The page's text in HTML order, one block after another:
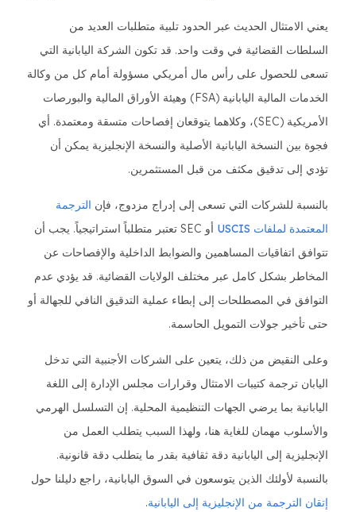
يعني الامتثال الحديث عبر الحدود تلبية متطلبات العديد من
السلطات القضائية في وقت واحد. قد تكون الشركة اليابانية التي
تسعى للحصول على رأس مال أمريكي مسؤولة أمام كل من وكالة
الخدمات المالية اليابانية (FSA) وهيئة الأوراق المالية والبورصات
الأمريكية (SEC)، وكلاهما يتوقعان إفصاحات متسقة ومعتمدة. أي
فجوة بين النسخة اليابانية الأصلية والنسخة الإنجليزية يمكن أن
تؤدي إلى تدقيق مكثف من قبل المستثمرين.
بالنسبة للشركات التي تسعى إلى إدراج مزدوج، فإن الترجمة
المعتمدة لملفات USCIS
أو SEC تعتبر متطلباً استراتيجياً. يجب أن
تتوافق اتفاقيات المساهمين والضوابط الداخلية والإفصاحات عن
المخاطر بشكل كامل عبر مختلف الولايات القضائية. قد يؤدي عدم
التوافق في المصطلحات إلى إبطاء عملية التدقيق النافي للجهالة أو
حتى تأخير جولات التمويل الحاسمة.
وعلى النقيض من ذلك، يتعين على الشركات الأجنبية التي تدخل
اليابان ترجمة كتيبات الامتثال وقرارات مجلس الإدارة إلى اللغة
اليابانية بما يرضي الجهات التنظيمية المحلية. إن التسلسل الهرمي
والأسلوب مهمان للغاية هنا، ولهذا السبب يتطلب العمل من
الإنجليزية إلى اليابانية دقة ثقافية بقدر ما يتطلب دقة قانونية.
بالنسبة لأولئك الذين يتوسعون في السوق اليابانية، راجع دليلنا حول
إتقان الترجمة من الإنجليزية إلى اليابانية.